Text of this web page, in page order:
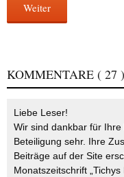
Weiter
KOMMENTARE ( 27 )
Liebe Leser!
Wir sind dankbar für
Beteiligung sehr. Ihre
Beiträge auf der Site
Monatszeitschrift „Tichys